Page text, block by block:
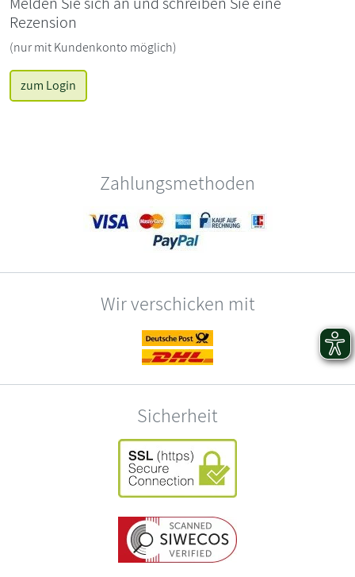
Rezension
(nur mit Kundenkonto möglich)
zum Login
Zahlungsmethoden
Wir verschicken mit
Sicherheit